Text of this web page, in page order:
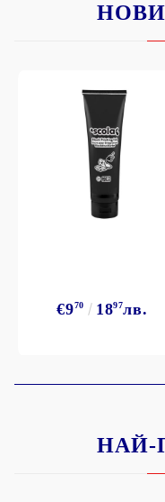
€970 1897лв.
НАЙ-